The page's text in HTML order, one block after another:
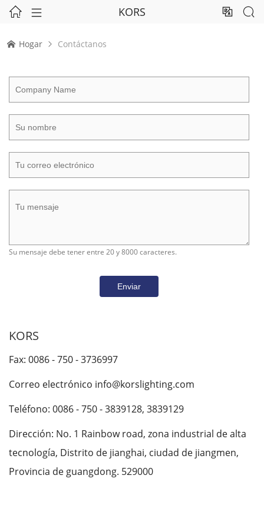
  KORS  
 Hogar  Contáctanos
Su mensaje debe tener entre 20 y 8000 caracteres.
KORS
Fax: 0086 - 750 - 3736997
Correo electrónico info@korslighting.com
Teléfono: 0086 - 750 - 3839128, 3839129
Dirección: No. 1 Rainbow road, zona industrial de alta
tecnología, Distrito de jianghai, ciudad de jiangmen,
Provincia de guangdong. 529000